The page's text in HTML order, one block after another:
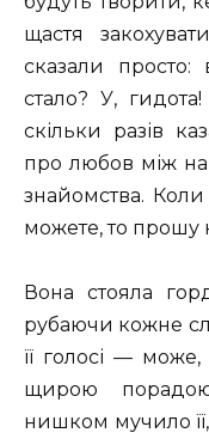
щастя
сказали просто:
стало? У,
скільки разів
про любов між
знайомства.
можете, то прошу
Вона стояла
рубаючи кожне
її голосі —
щирою
нишком мучило